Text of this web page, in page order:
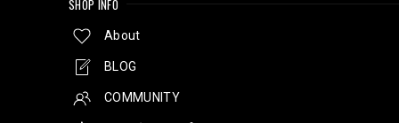
SHOP INFO
About
BLOG
COMMUNITY